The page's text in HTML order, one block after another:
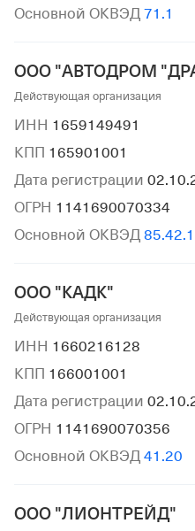
Основной ОКВЭД 71.1
ООО "АВТОДРОМ
Действующая организация
ИНН 1659149491
КПП 165901001
Дата регистрации
ОГРН 1141690070334
Основной ОКВЭД 85.42.1
ООО "КАДК"
Действующая организация
ИНН 1660216128
КПП 166001001
Дата регистрации
ОГРН 1141690070356
Основной ОКВЭД 41.20
ООО "ЛИОНТРЕЙД"